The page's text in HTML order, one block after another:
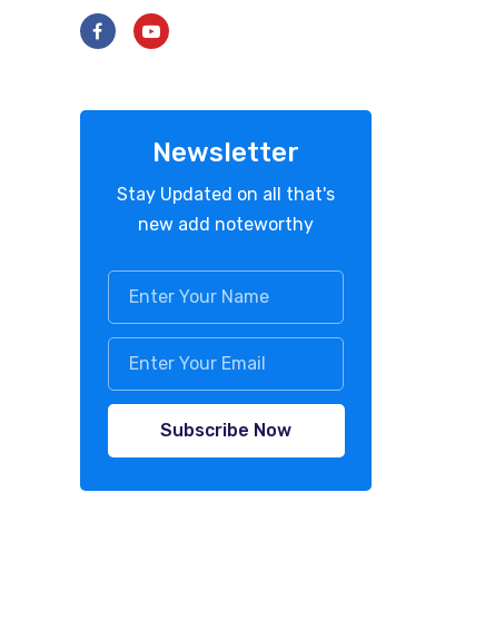
Newsletter
Stay Updated on all that's
new add noteworthy
Subscribe Now